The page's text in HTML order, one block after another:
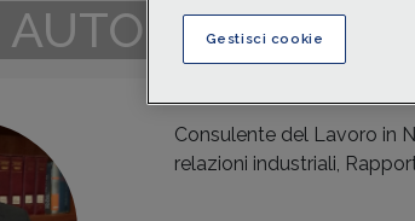
AUTORE
Consulente del Lavoro in
relazioni industriali,
Gestisci cookie